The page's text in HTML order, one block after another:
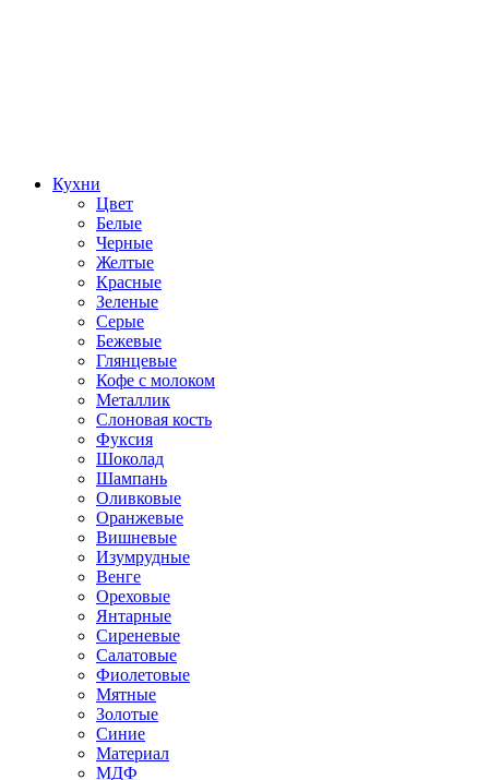
Кухни
Цвет
Белые
Черные
Желтые
Красные
Зеленые
Серые
Бежевые
Глянцевые
Кофе с молоком
Металлик
Слоновая кость
Фуксия
Шоколад
Шампань
Оливковые
Оранжевые
Вишневые
Изумрудные
Венге
Ореховые
Янтарные
Сиреневые
Салатовые
Фиолетовые
Мятные
Золотые
Синие
Материал
МДФ